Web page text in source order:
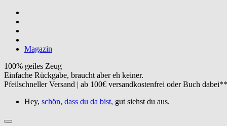
Magazin
100% geiles Zeug
Einfache Rückgabe, braucht aber eh keiner.
Pfeilschneller Versand | ab 100€ versandkostenfrei oder Buch
Hey, schön, dass du da bist, gut siehst du aus.